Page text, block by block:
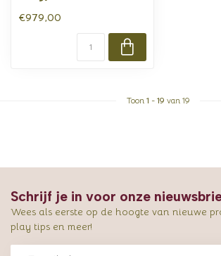
€979,00
Toon 1 - 19 van 19
Schrijf je in voor onze
Wees als eerste op de hoogte van nieuwe
play tips en meer!